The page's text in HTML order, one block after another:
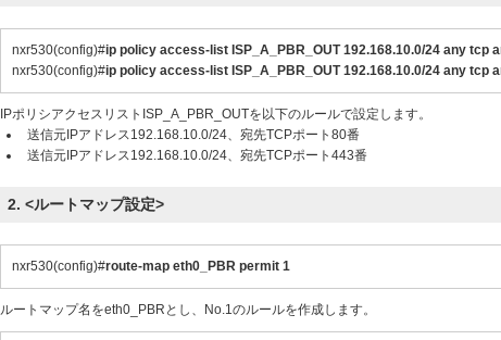
nxr530(config)#ip policy access-list ISP_A_PBR_OUT 192.168.10.0/24 any tcp
nxr530(config)#ip policy access-list ISP_A_PBR_OUT 192.168.10.0/24 any tcp
IPポリシアクセスリストISP_A_PBR_OUTを以下のルールで設定します。
送信元IPアドレス192.168.10.0/24、宛先TCPポート80番
送信元IPアドレス192.168.10.0/24、宛先TCPポート443番
2. <ルートマップ設定>
nxr530(config)#route-map eth0_PBR permit 1
ルートマップ名をeth0_PBRとし、No.1のルールを作成します。